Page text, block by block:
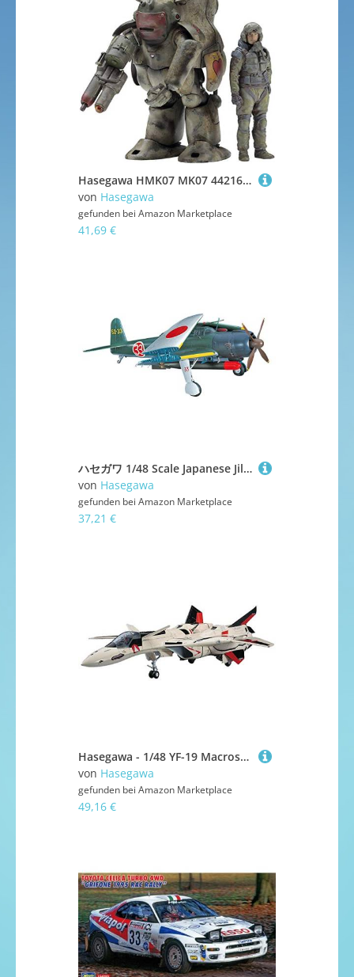
Hasegawa HMK07 MK07 44216 Maschinen Krieger-RobotBattle V FME, None, Keine
von Hasegawa
gefunden bei Amazon Marketplace
41,69 €
ハセガワ 1/48 Scale Japanese Jill Aircraft Carrier Bomber Type 12 Modellflugzeug für Erwachsene und ältere Kinder
von Hasegawa
gefunden bei Amazon Marketplace
37,21 €
Hasegawa - 1/48 YF-19 Macross Plus - Plastikmodellbausatz
von Hasegawa
gefunden bei Amazon Marketplace
49,16 €